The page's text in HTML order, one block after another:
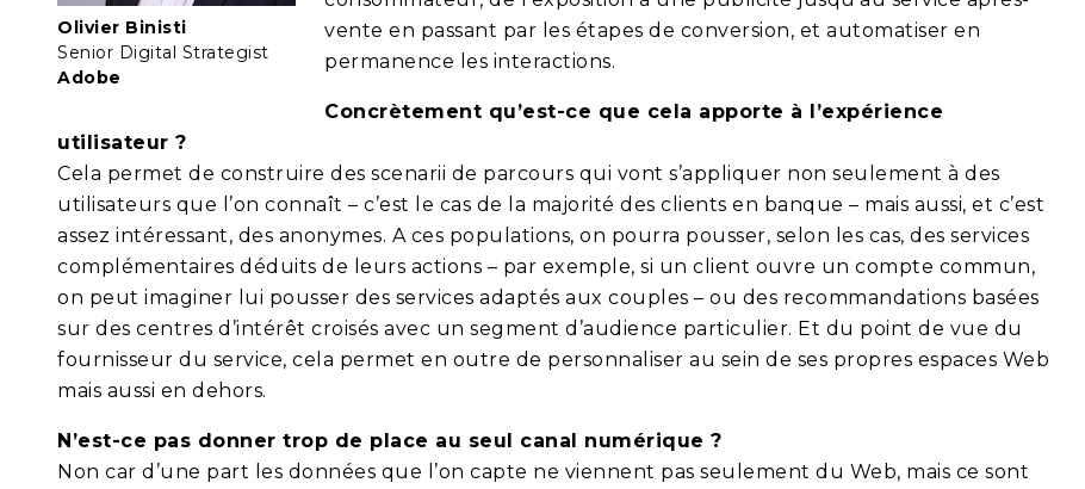
Olivier Binisti
Senior Digital Strategist
Adobe
vente en passant par les étapes de conversion, et automatiser en
permanence les interactions.
Concrètement qu’est-ce que cela apporte à l’expérience
utilisateur ?
Cela permet de construire des scenarii de parcours qui vont s’appliquer non seulement à des
utilisateurs que l’on connaît – c’est le cas de la majorité des clients en banque – mais aussi, et c’est
assez intéressant, des anonymes. A ces populations, on pourra pousser, selon les cas, des services
complémentaires déduits de leurs actions – par exemple, si un client ouvre un compte commun,
on peut imaginer lui pousser des services adaptés aux couples – ou des recommandations basées
sur des centres d’intérêt croisés avec un segment d’audience particulier. Et du point de vue du
fournisseur du service, cela permet en outre de personnaliser au sein de ses propres espaces Web
mais aussi en dehors.
N’est-ce pas donner trop de place au seul canal numérique ?
Non car d’une part les données que l’on capte ne viennent pas seulement du Web, mais ce sont